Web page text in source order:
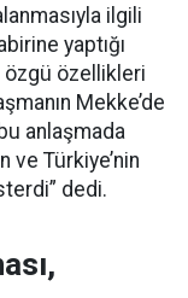
ilgili
yaptığı
özgü özellikleri
Mekke’de
anlaşmada
ve Türkiye’nin
dedi.